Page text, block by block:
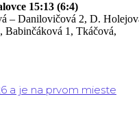
15:13 (6:4)
– Danilovičová 2, D.
Babinčáková 1, Tkáčová,
a je na prvom mieste